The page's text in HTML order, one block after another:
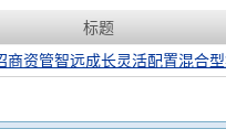
标题
商资管智远成长灵活配置混合